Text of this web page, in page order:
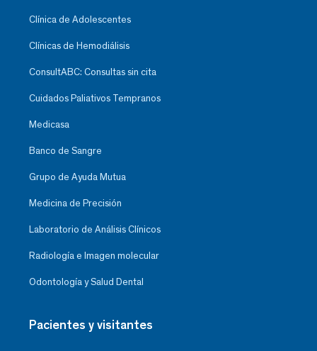
Clínica de Adolescentes
Clínicas de Hemodiálisis
ConsultABC: Consultas sin cita
Cuidados Paliativos Tempranos
Medicasa
Banco de Sangre
Grupo de Ayuda Mutua
Medicina de Precisión
Laboratorio de Análisis Clínicos
Radiología e Imagen molecular
Odontología y Salud Dental
Pacientes y visitantes